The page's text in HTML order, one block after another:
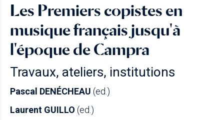
Les Premiers copistes en
musique français jusqu'à
l'époque de Campra
Travaux, ateliers, institutions
Pascal DENÉCHEAU (ed.)
Laurent GUILLO (ed.)